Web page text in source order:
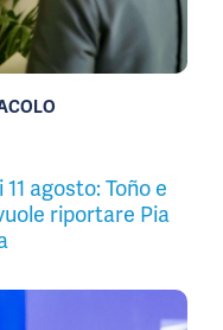
agosto: Toño e
riportare Pia